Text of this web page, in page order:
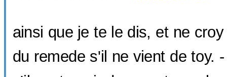
ainsi que je te le dis, et ne
du remede s'il ne vient de toy.